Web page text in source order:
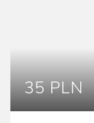
35 PLN